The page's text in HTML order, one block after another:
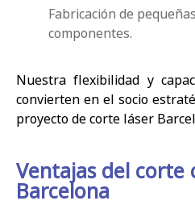
Fabricación de
componentes.
Nuestra flexibilidad y
convierten en el socio
proyecto de corte láser
Ventajas del corte
Barcelona